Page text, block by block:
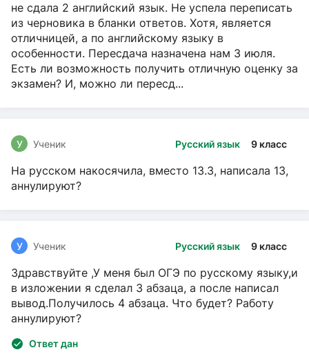
не сдала 2 английский язык. Не успела переписать
из черновика в бланки ответов. Хотя, является
отличницей, а по английскому языку в
особенности. Пересдача назначена нам 3 июля.
Есть ли возможность получить отличную оценку за
экзамен? И, можно ли пересд...
Русский язык 9 класс
У Ученик
На русском накосячила, вместо 13.3, написала 13,
аннулируют?
Русский язык 9 класс
У Ученик
Здравствуйте ,У меня был ОГЭ по русскому языку,и
в изложении я сделал 3 абзаца, а после написал
вывод.Получилось 4 абзаца. Что будет? Работу
аннулируют?
Ответ дан